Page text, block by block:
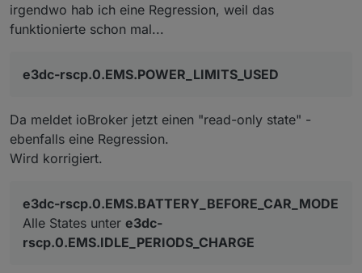
irgendwo hab ich eine Regression, weil das
funktionierte schon mal...
e3dc-rscp.0.EMS.POWER_LIMITS_USED
Da meldet ioBroker jetzt einen "read-only state" -
ebenfalls eine Regression.
Wird korrigiert.
e3dc-rscp.0.EMS.BATTERY_BEFORE_CAR_MODE
Alle States unter e3dc-
rscp.0.EMS.IDLE_PERIODS_CHARGE